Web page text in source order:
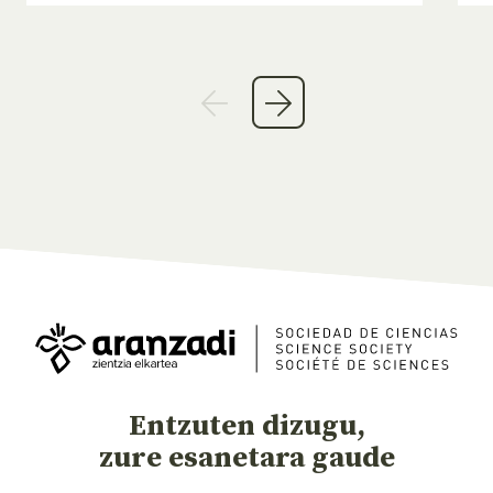
Entzuten dizugu,
zure esanetara gaude